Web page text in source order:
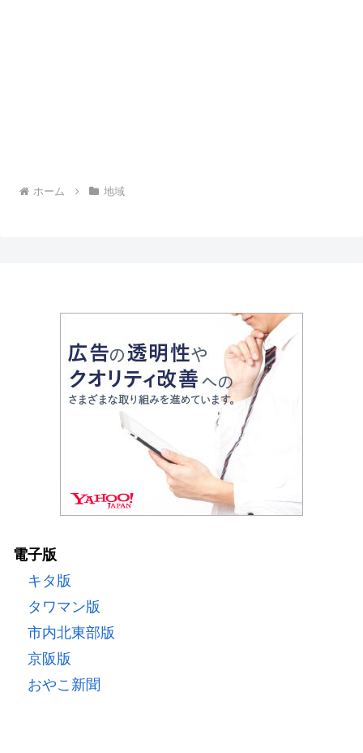
ホーム 地域
電子版
キタ版
タワマン版
市内北東部版
京阪版
おやこ新聞